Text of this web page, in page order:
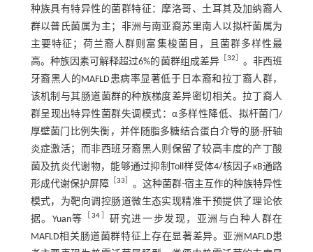
种族具有特异性的菌群特征：摩洛哥、土耳其及加纳裔人
群以普氏菌属为主；非洲与南亚裔苏里南人以拟杆菌属为
主要特征；荷兰裔人群则富集梭菌目，且菌群多样性最
高。种族因素可解释超过6%的菌群组成差异 ［32］ 。非西班
牙裔黑人的MAFLD患病率显著低于日本裔和拉丁裔人群，
该机制与其肠道菌群的种族梯度差异密切相关。拉丁裔人
群呈现出特异性菌群失调模式：α多样性降低、拟杆菌门/
厚壁菌门比例失衡，并伴随脂多糖结合蛋白介导的肠-肝轴
炎症激活；而非西班牙裔黑人则保留了较高丰度的产丁酸
菌及抗炎代谢物，能够通过抑制Toll样受体4/核因子κB通路
形成代谢保护屏障［33］ 。这种菌群-宿主互作的种族特异性
模式，为靶向调控肠道微生态实现精准干预提供了理论依
据。Yuan等
［34］研究进一步发现，亚洲与白种人群在
MAFLD相关肠道菌群特征上存在显著差异。亚洲MAFLD患